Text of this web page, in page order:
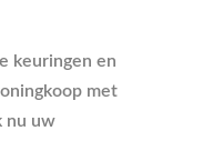
keuringen en
met
nu uw